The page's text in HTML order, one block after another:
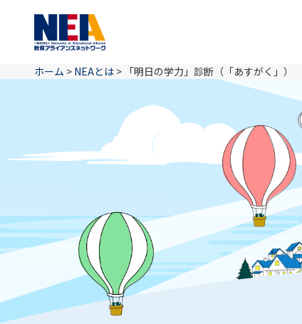
ホーム > NEAとは > 「明日の学力」診断（「あすがく」）